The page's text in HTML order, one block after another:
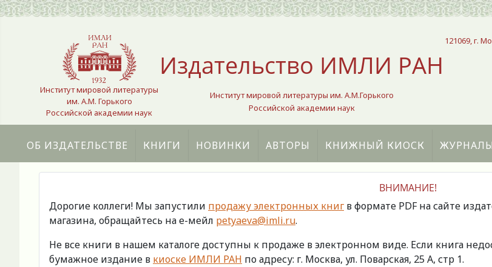
Выберите язык
Институт мировой литературы
им. А.М. Горького
Российской академии наук
Издательство ИМЛИ РАН
Институт мировой литературы им. А.М.Горького
Российской академии наук
121069, г.
ОБ ИЗДАТЕЛЬСТВЕ КНИГИ НОВИНКИ АВТОРЫ КНИЖНЫЙ КИОСК ЖУРНАЛЫ
ВНИМАНИЕ!
Дорогие коллеги! Мы запустили продажу электронных книг в формате PDF на сайте
магазина, обращайтесь на е-мейл petyaeva@imli.ru.
Не все книги в нашем каталоге доступны к продаже в электронном виде. Если книга
бумажное издание в киоске ИМЛИ РАН по адресу: г. Москва, ул. Поварская, 25 А, стр 1.